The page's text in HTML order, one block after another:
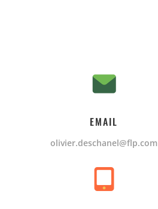
EMAIL
olivier.deschanel@flp.com